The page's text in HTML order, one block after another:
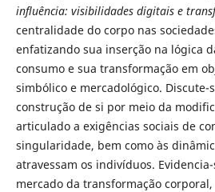
influência: visibilidades digitais e
centralidade do corpo nas
enfatizando sua inserção na lógica
consumo e sua transformação em
simbólico e mercadológico. Discute-
construção de si por meio da
articulado a exigências sociais de
singularidade, bem como às
atravessam os indivíduos.
mercado da transformação